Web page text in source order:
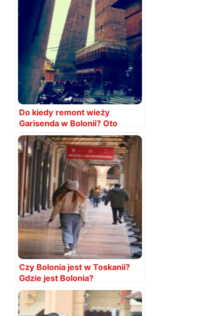
Do kiedy remont wieży
Garisenda w Bolonii? Oto
informacje
Czy Bolonia jest w Toskanii?
Gdzie jest Bolonia?